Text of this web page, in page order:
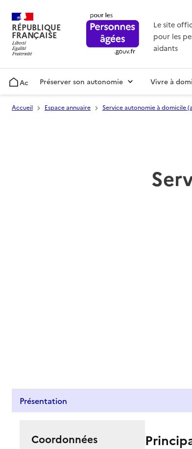
RÉPUBLIQUE
FRANÇAISE
Le site
pour les
aidants
AccueilPréserver son autonomie Vivre à
Accueil Espace annuaire Service autonomie à domicile
Présentation
Coordonnées